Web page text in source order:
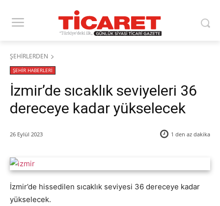
ŞEHİRLERDEN
ŞEHİR HABERLERİ
İzmir’de sıcaklık seviyeleri 36
dereceye kadar yükselecek
26 Eylül 2023 1 den az dakika
İzmir’de hissedilen sıcaklık seviyesi 36 dereceye kadar
yükselecek.